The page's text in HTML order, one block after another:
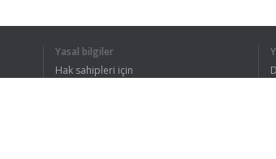
Yasal bilgiler
Hak sahipleri için